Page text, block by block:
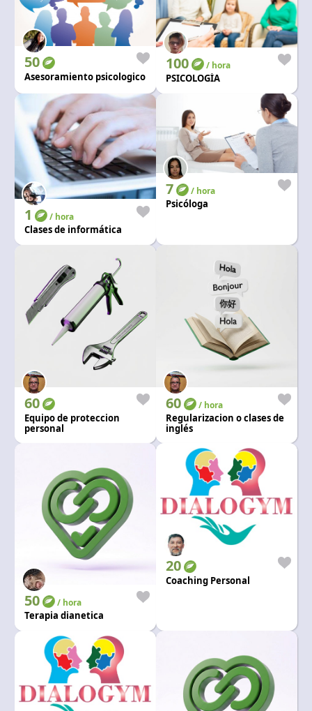
50
Asesoramiento psicologico
100 / hora
PSICOLOGÍA
1 / hora
Clases de informática
7 / hora
Psicóloga
60
Equipo de proteccion
personal
60 / hora
Regularizacion o clases de
inglés
50 / hora
Terapia dianetica
20
Coaching Personal